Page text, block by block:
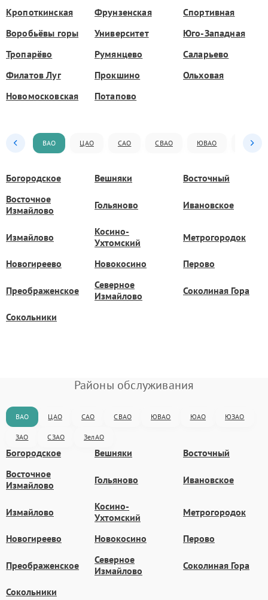
Кропоткинская Фрунзенская
Спортивная
Воробьёвы горы
Университет
Юго-Западная
Тропарёво
Румянцево
Саларьево
Филатов Луг
Прокшино
Ольховая
Новомосковская
Потапово
ВАО ЦАО САО СВАО ЮВАО ЮАО
Богородское Вешняки
Восточный
Восточное
Измайлово
Гольяново Ивановское
Измайлово
Косино-
Ухтомский
Метрогородок
Новогиреево Новокосино Перово
Преображенское
Северное
Измайлово
Соколиная Гора
Сокольники
Районы обслуживания
ВАО ЦАО САО СВАО ЮВАО ЮАО ЮЗАО
ЗАО СЗАО ЗелАО
Богородское Вешняки
Восточный
Восточное
Измайлово
Гольяново Ивановское
Измайлово
Косино-
Ухтомский
Метрогородок
Новогиреево Новокосино Перово
Преображенское
Северное
Измайлово
Соколиная Гора
Сокольники